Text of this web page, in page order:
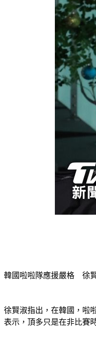
韓國啦啦隊應援嚴格　徐
徐賢淑指出，在韓國，啦
表示，頂多只是在非比賽